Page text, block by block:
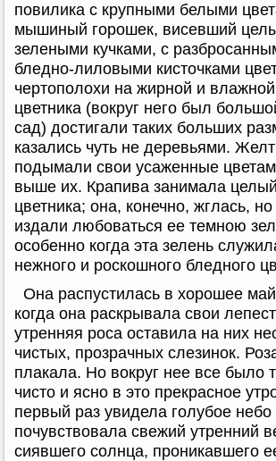
повилика с крупными белыми
мышиный горошек, висевший
зелеными кучками, с
бледно-лиловыми кисточками
чертополохи на жирной и
цветника (вокруг него был
сад) достигали таких больших
казались чуть не деревьями.
подымали свои усаженные
выше их. Крапива занимала
цветника; она, конечно, жглась,
издали любоваться ее темною
особенно когда эта зелень
нежного и роскошного бледного
Она распустилась в хорошее
когда она раскрывала свои
утренняя роса оставила на них
чистых, прозрачных слезинок.
плакала. Но вокруг нее все было
чисто и ясно в это прекрасное
первый раз увидела голубое небо
почувствовала свежий утренний
сиявшего солнца, проникавшего